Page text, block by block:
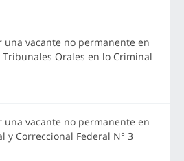
vacante no permanente en
Tribunales Orales en lo Criminal
vacante no permanente en
y Correccional Federal N° 3